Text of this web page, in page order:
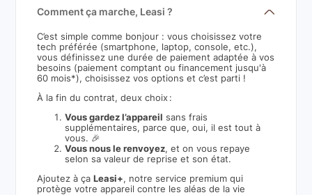
Comment ça marche, Leasi ?
C’est simple comme bonjour : vous choisissez votre
tech préférée (smartphone, laptop, console, etc.),
vous définissez une durée de paiement adaptée à vos
besoins (paiement comptant ou financement jusqu'à
60 mois*), choisissez vos options et c’est parti !
À la fin du contrat, deux choix :
Vous gardez l’appareil sans frais
supplémentaires, parce que, oui, il est tout à
vous. 🎉
Vous nous le renvoyez, et on vous repaye
selon sa valeur de reprise et son état.
Ajoutez à çaLeasi+, notre service premium qui
protège votre appareil contre les aléas de la vie